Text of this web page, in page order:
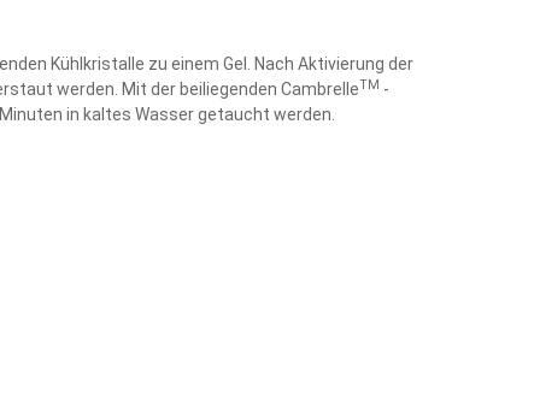
Kühlkristalle zu einem Gel. Nach Aktivierung der
werden. Mit der beiliegenden CambrelleTM -
in kaltes Wasser getaucht werden.